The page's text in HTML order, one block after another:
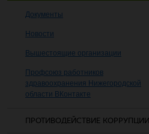
Документы
Новости
Вышестоящие организации
Профсоюз работников
здравоохранения Нижегородской
области ВКонтакте
ПРОТИВОДЕЙСТВИЕ КОРРУПЦИИ